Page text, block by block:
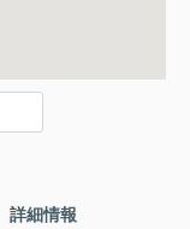
詳細情報